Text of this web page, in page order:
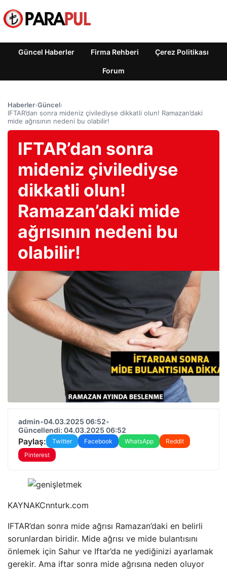
Güncel Haberler Firma Rehberi Çerez Politikası
Forum
Haberler›Güncel›
IFTAR’dan sonra mideniz çivilediyse dikkatli olun! Ramazan’daki
mide ağrısının nedeni bu olabilir!
IFTAR’dan sonra
mideniz çivilediyse
dikkatli olun!
Ramazan’daki mide
ağrısının nedeni bu
olabilir!
admin•04.03.2025 06:52•
Güncellendi: 04.03.2025 06:52
Paylaş: Twitter Facebook WhatsApp
Reddit
Pinterest
KAYNAKCnnturk.com
IFTAR’dan sonra mide ağrısı Ramazan’daki en belirli
sorunlardan biridir. Mide ağrısı ve mide bulantısını
önlemek için Sahur ve Iftar’da ne yediğinizi ayarlamak
gerekir. Ama iftar sonra mide ağrısına neden oluyor